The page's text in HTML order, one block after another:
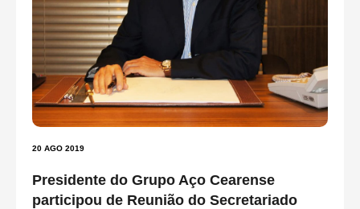
20 AGO 2019
Presidente do Grupo Aço Cearense
participou de Reunião do Secretariado